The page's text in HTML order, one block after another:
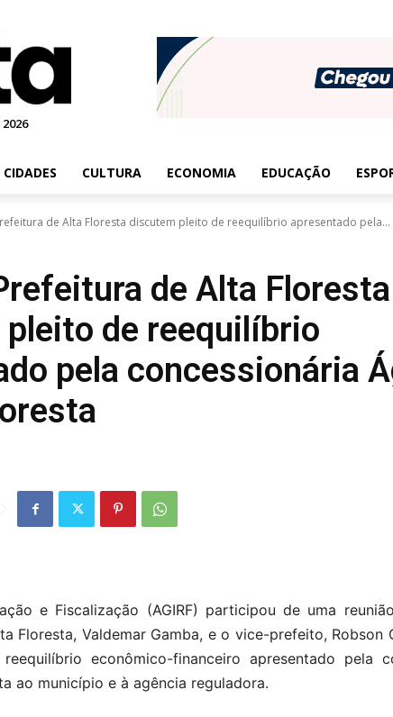
CIDADES CULTURA ECONOMIA EDUCAÇÃO
de Alta Floresta discutem pleito de reequilíbrio apresentado pela...
de Alta Floresta
de reequilíbrio
pela concessionária
e Fiscalização (AGIRF) participou de uma
Floresta, Valdemar Gamba, e o vice-prefeito, Robson
econômico-financeiro apresentado pela
ao município e à agência reguladora.